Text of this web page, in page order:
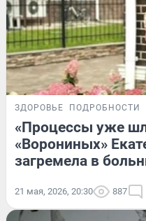
ЗДОРОВЬЕ ПОДРОБНОСТИ
«Процессы уже
«Ворониных»
загремела в
21 мая, 2026, 20:30 887